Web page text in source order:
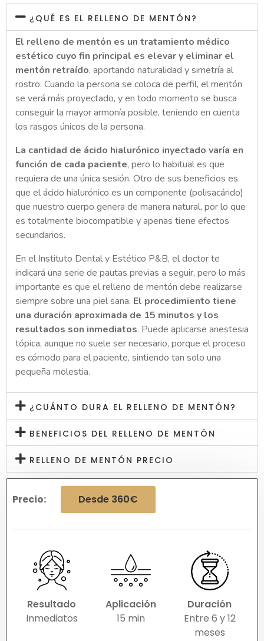
¿QUÉ ES EL RELLENO DE MENTÓN?
El relleno de mentón es un tratamiento médico
estético cuyo fin principal es elevar y eliminar el
mentón retraído, aportando naturalidad y simetría al
rostro. Cuando la persona se coloca de perfil, el mentón
se verá más proyectado, y en todo momento se busca
conseguir la mayor armonía posible, teniendo en cuenta
los rasgos únicos de la persona.
La cantidad de ácido hialurónico inyectado varía en
función de cada paciente, pero lo habitual es que
requiera de una única sesión. Otro de sus beneficios es
que el ácido hialurónico es un componente (polisacárido)
que nuestro cuerpo genera de manera natural, por lo que
es totalmente biocompatible y apenas tiene efectos
secundarios.
En el Instituto Dental y Estético P&B, el doctor te
indicará una serie de pautas previas a seguir, pero lo más
importante es que el relleno de mentón debe realizarse
siempre sobre una piel sana. El procedimiento tiene
una duración aproximada de 15 minutos y los
resultados son inmediatos. Puede aplicarse anestesia
tópica, aunque no suele ser necesario, porque el proceso
es cómodo para el paciente, sintiendo tan solo una
pequeña molestia.
¿CUÁNTO DURA EL RELLENO DE MENTÓN?
BENEFICIOS DEL RELLENO DE MENTÓN
RELLENO DE MENTÓN PRECIO
Precio: Desde 360€
Resultado
Inmediatos
Aplicación
15 min
Duración
Entre 6 y 12
meses